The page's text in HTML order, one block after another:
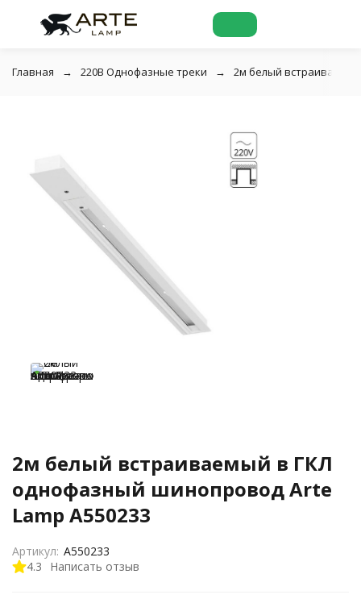
Главная 220В Однофазные треки 2м белый
2м белый встраиваемый в ГКЛ
однофазный шинопровод Arte
Lamp A550233
4.3 Написать отзыв
Артикул: A550233